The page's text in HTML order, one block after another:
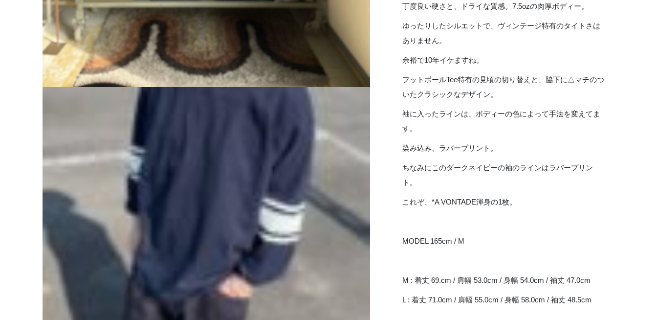
丁度良い硬さと、ドライな質感。7.5ozの肉厚ボディー。
ゆったりしたシルエットで、ヴィンテージ特有のタイトさは
ありません。
余裕で10年イケますね。
フットボールTee特有の見頃の切り替えと、脇下に△マチのつ
いたクラシックなデザイン。
袖に入ったラインは、ボディーの色によって手法を変えてま
す。
染み込み、ラバープリント。
ちなみにこのダークネイビーの袖のラインはラバープリン
ト。
これぞ、*A VONTADE渾身の1枚。
MODEL 165cm / M
M : 着丈 69.cm / 肩幅 53.0cm / 身幅 54.0cm / 袖丈 47.0cm
L : 着丈 71.0cm / 肩幅 55.0cm / 身幅 58.0cm / 袖丈 48.5cm